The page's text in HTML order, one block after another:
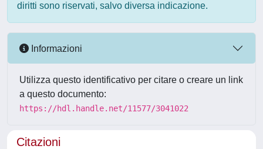
diritti sono riservati, salvo diversa indicazione.
Informazioni
Utilizza questo identificativo per citare o creare un link
a questo documento:
https://hdl.handle.net/11577/3041022
Citazioni